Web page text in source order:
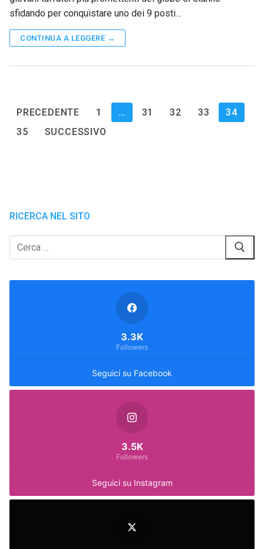
sfidando per conquistare uno dei 9 posti…
CONTINUA A LEGGERE →
Paginazione
degli
PRECEDENTE 1 … 31 32 33
34
35
SUCCESSIVO
RICERCA NEL SITO
Cerca:
Seguici su Facebook
3.3K
Followers
Seguici su Instagram
3.5K
Followers